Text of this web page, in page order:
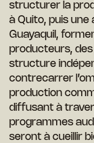
structurer la
à Quito, puis
Guayaquil,
producteurs,
structure
contrecarrer
production
diffusant à
programmes
seront à cueillir